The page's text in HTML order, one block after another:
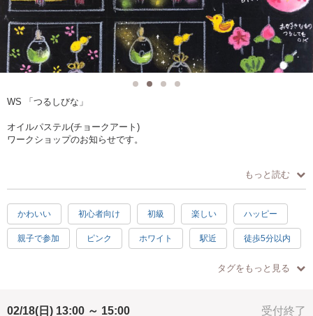
WS 「つるしびな」
オイルパステル(チョークアート)
ワークショップのお知らせです。
もちろん下絵や見本もありますのでご安心を❣️線をなぞったり、塗り絵し
てる感覚で出来ちゃったりします！背景の模様は自分でアレンジもOK。
お部屋に飾って可愛いインテリアに！
もっと読む
かわいい 初心者向け 初級 楽しい ハッピー
親子で参加 ピンク ホワイト 駅近 徒歩5分以内
子供歓迎 お手頃
自由研究 驚き 素敵 癒し
タグをもっと見る
受付終了
02/18(日) 13:00 ～ 15:00